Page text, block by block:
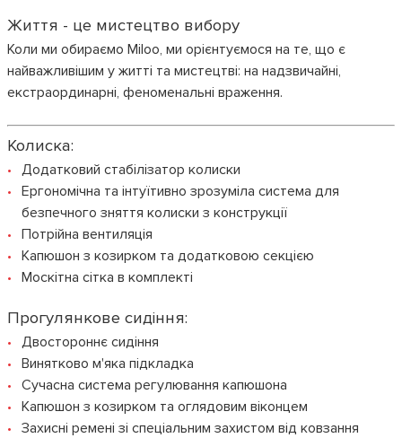
Життя - це мистецтво вибору
Коли ми обираємо Miloo, ми орієнтуємося на те, що є
найважливішим у житті та мистецтві: на надзвичайні,
екстраординарні, феноменальні враження.
Колиска:
Додатковий стабілізатор колиски
Ергономічна та інтуїтивно зрозуміла система для
безпечного зняття колиски з конструкції
Потрійна вентиляція
Капюшон з козирком та додатковою секцією
Москітна сітка в комплекті
Прогулянкове сидіння:
Двостороннє сидіння
Винятково м'яка підкладка
Сучасна система регулювання капюшона
Капюшон з козирком та оглядовим віконцем
Захисні ремені зі спеціальним захистом від ковзання